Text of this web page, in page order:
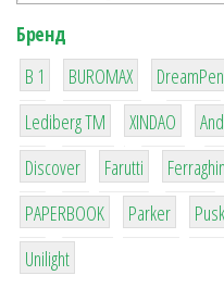
Бренд
B 1
1
BUROMAX
1
DreamPen
3
Lediberg ТМ
3
XINDAO
64
Discover
299
Farutti
4
8
PAPERBOOK
6
Parker Pusk
1
Unilight